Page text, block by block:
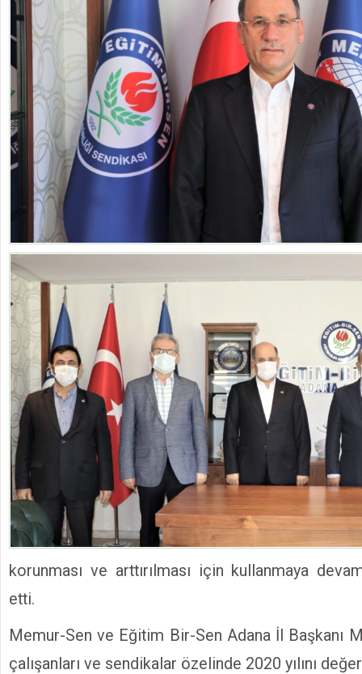
korunması ve arttırılması için kullanmaya
etti.
Memur-Sen ve Eğitim Bir-Sen Adana İl Başkanı
çalışanları ve sendikalar özelinde 2020 yılını